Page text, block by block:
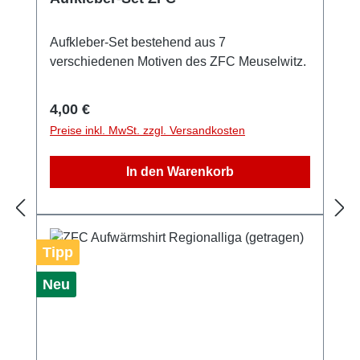
Aufkleber-Set bestehend aus 7
verschiedenen Motiven des ZFC Meuselwitz.
Regulärer Preis:
4,00 €
Preise inkl. MwSt. zzgl. Versandkosten
In den Warenkorb
Tipp
Neu